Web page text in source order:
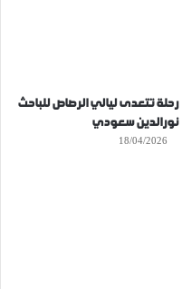
رحلة تتعدى ليالي الرصاص للباحث
نورالدين سعودي
18/04/2026